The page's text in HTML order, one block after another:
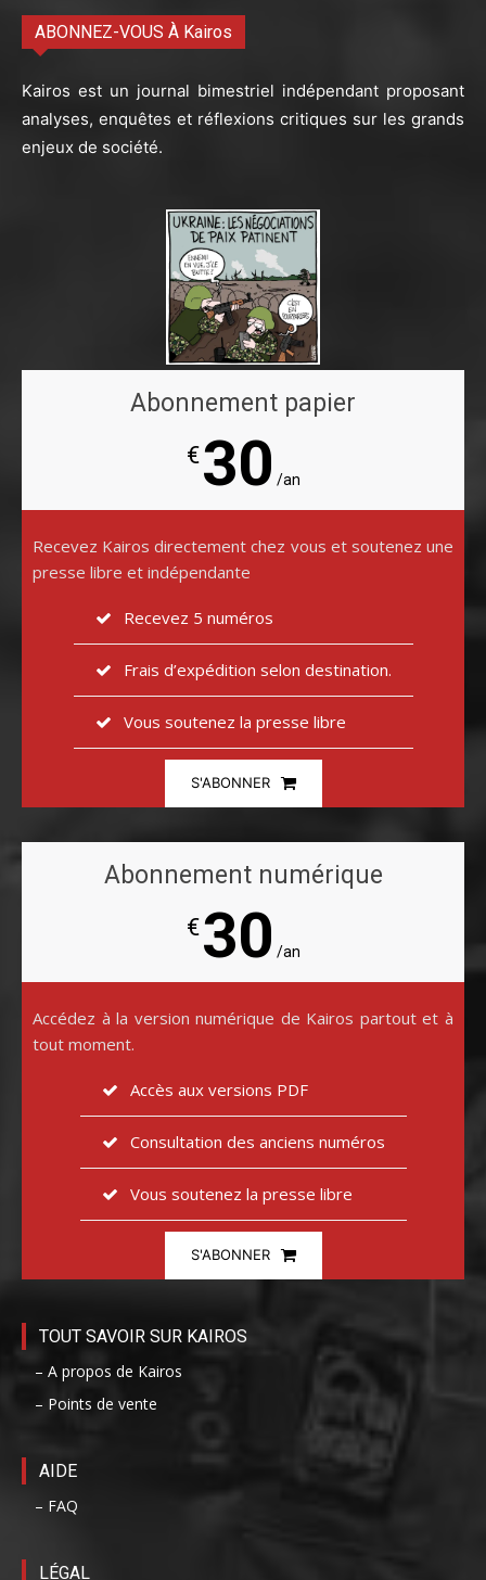
ABONNEZ-VOUS À Kairos
Kairos est un journal bimestriel indépendant proposant
analyses, enquêtes et réflexions critiques sur les grands
enjeux de société.
Abonnement papier
€30 /an
Recevez Kairos directement chez vous et soutenez une
presse libre et indépendante
Recevez 5 numéros
Frais d’expédition selon destination.
Vous soutenez la presse libre
S'ABONNER
Abonnement numérique
€30 /an
Accédez à la version numérique de Kairos partout et à
tout moment.
Accès aux versions PDF
Consultation des anciens numéros
Vous soutenez la presse libre
S'ABONNER
TOUT SAVOIR SUR KAIROS
– A propos de Kairos
– Points de vente
AIDE
– FAQ
LÉGAL